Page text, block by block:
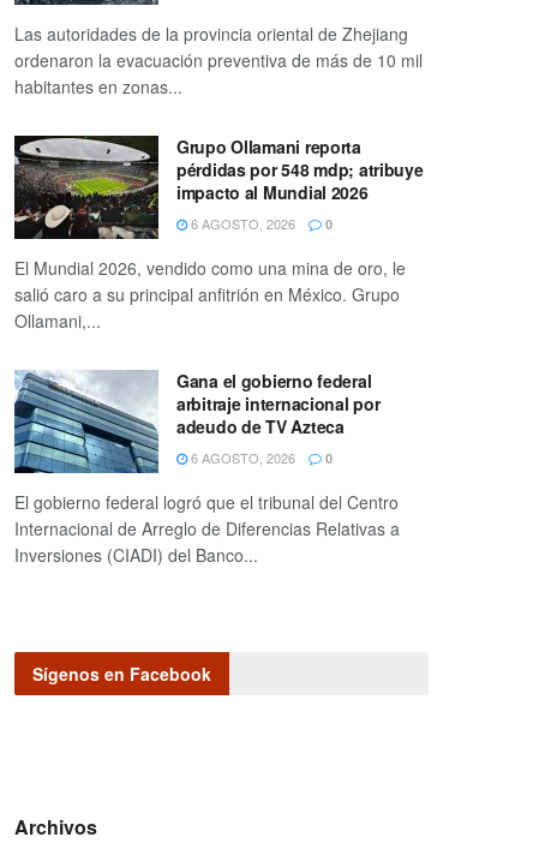
Las autoridades de la provincia oriental de Zhejiang
ordenaron la evacuación preventiva de más de 10 mil
habitantes en zonas...
Grupo Ollamani reporta
pérdidas por 548 mdp; atribuye
impacto al Mundial 2026
6 AGOSTO, 2026 0
El Mundial 2026, vendido como una mina de oro, le
salió caro a su principal anfitrión en México. Grupo
Ollamani,...
Gana el gobierno federal
arbitraje internacional por
adeudo de TV Azteca
6 AGOSTO, 2026 0
El gobierno federal logró que el tribunal del Centro
Internacional de Arreglo de Diferencias Relativas a
Inversiones (CIADI) del Banco...
Sígenos en Facebook
Archivos